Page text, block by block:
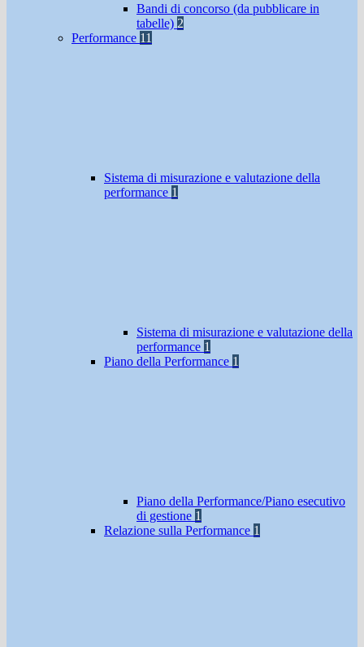
Bandi di concorso (da pubblicare in
tabelle) 2
Performance 11
Sistema di misurazione e valutazione della
performance 1
Sistema di misurazione e valutazione della
performance 1
Piano della Performance 1
Piano della Performance/Piano esecutivo
di gestione 1
Relazione sulla Performance 1